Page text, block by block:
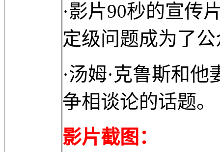
·影片90秒的宣传
定级问题成为了
·汤姆·克鲁斯和
争相谈论的话题。
影片截图：